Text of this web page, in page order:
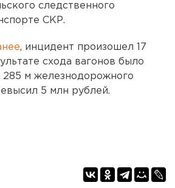
следственного
СКР.
, инцидент произошел 17
схода вагонов было
м железнодорожного
5 млн рублей.